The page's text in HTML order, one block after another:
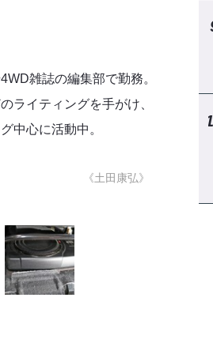
雑誌の編集部で勤務。
ライティングを手がけ、
中心に活動中。
《土田康弘》